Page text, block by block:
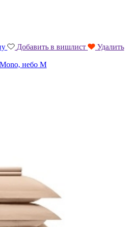
Добавить в вишлист
Удалить
небо M